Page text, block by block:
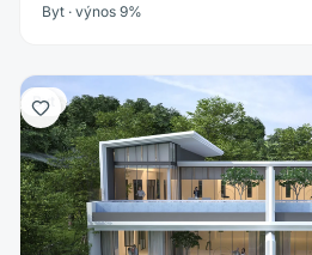
Byt · výnos 9%
Byt